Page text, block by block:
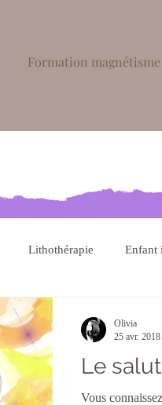
Formation magnétisme
Lithothérapie Enfant
Le
Vous
Olivia
25 avr. 2018